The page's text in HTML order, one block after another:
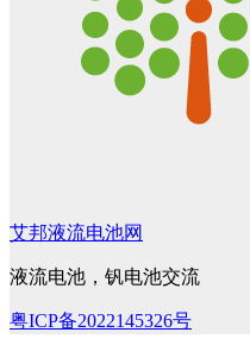
艾邦液流电池网
液流电池，钒电池交流
粤ICP备2022145326号